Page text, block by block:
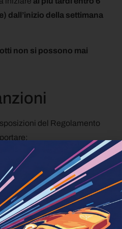
dall’inizio della settimana
non si possono mai
del Regolamento
dell’azienda e del
corretta dei tempi di